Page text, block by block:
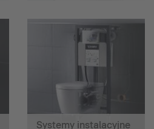
Systemy instalacyjne